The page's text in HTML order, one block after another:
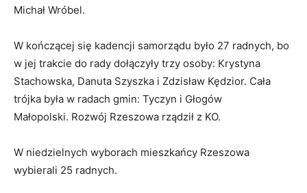
Michał Wróbel.
W kończącej się kadencji samorządu było 27 radnych, bo
w jej trakcie do rady dołączyły trzy osoby: Krystyna
Stachowska, Danuta Szyszka i Zdzisław Kędzior. Cała
trójka była w radach gmin: Tyczyn i Głogów
Małopolski. Rozwój Rzeszowa rządził z KO.
W niedzielnych wyborach mieszkańcy Rzeszowa
wybierali 25 radnych.